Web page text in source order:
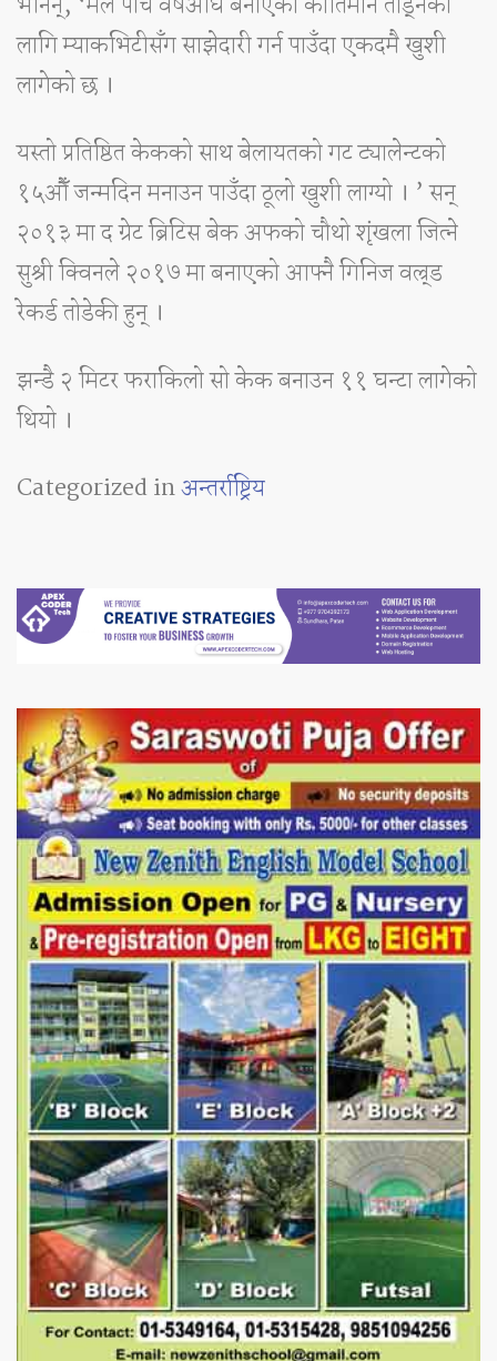
लागि म्याकभिटीसँग साझेदारी गर्न पाउँदा एकदमै खुशी
लागेको छ ।
यस्तो प्रतिष्ठित केकको साथ बेलायतको गट ट्यालेन्टको
१५औँ जन्मदिन मनाउन पाउँदा ठूलो खुशी लाग्यो । ’ सन्
२०१३ मा द ग्रेट ब्रिटिस बेक अफको चौथो शृंखला जित्ने
सुश्री क्विनले २०१७ मा बनाएको आफ्नै गिनिज वल्र्ड
रेकर्ड तोडेकी हुन् ।
झन्डै २ मिटर फराकिलो सो केक बनाउन ११ घन्टा लागेको
थियो ।
Categorized inअन्तर्राष्ट्रिय